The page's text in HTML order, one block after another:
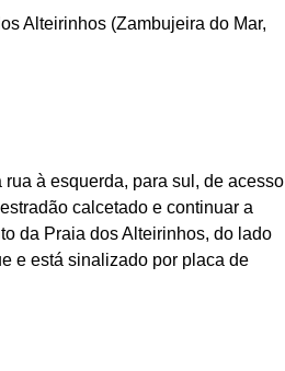
Alteirinhos (Zambujeira do Mar,
à esquerda, para sul, de acesso
calcetado e continuar a
da Praia dos Alteirinhos, do lado
e está sinalizado por placa de